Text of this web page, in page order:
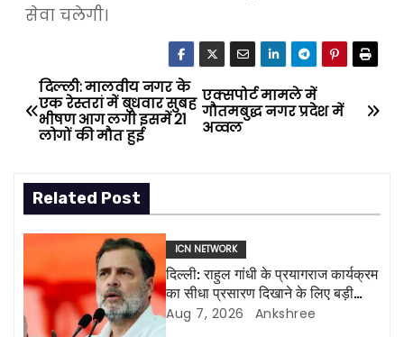
सेवा चलेगी।
P
o
t
a
v
एक्सपोर्ट मामले में
गौतमबुद्ध नगर प्रदेश में
अव्वल
दिल्ली: मालवीय नगर के
एक रेस्तरां में बुधवार सुबह
भीषण आग लगी इसमें 21
लोगों की मौत हुई
Related Post
ICN NETWORK
दिल्ली: राहुल गांधी के प्रयागराज कार्यक्रम
का सीधा प्रसारण दिखाने के लिए बड़ी
एलईडी स्क्रीन लगाई जाएंगी
Aug 7, 2026 Ankshree